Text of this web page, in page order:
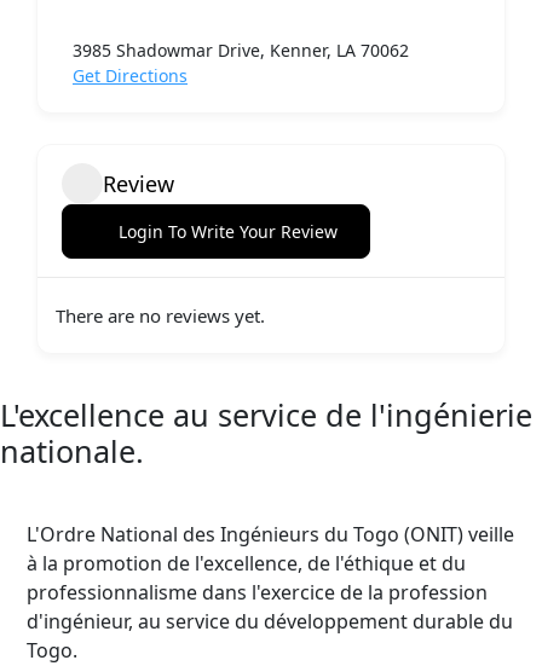
3985 Shadowmar Drive, Kenner, LA 70062
Get Directions
Review
Login To Write Your Review
There are no reviews yet.
L'excellence au service de l'ingénierie
nationale.
L'Ordre National des Ingénieurs du Togo (ONIT) veille
à la promotion de l'excellence, de l'éthique et du
professionnalisme dans l'exercice de la profession
d'ingénieur, au service du développement durable du
Togo.